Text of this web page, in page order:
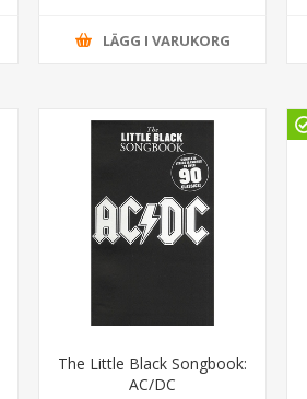
LÄGG I VARUKORG
The Little Black Songbook:
AC/DC